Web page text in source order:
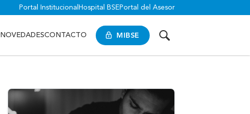
Portal Institucional Hospital BSE Portal del Asesor
MIBSE
NOVEDADESCONTACTO